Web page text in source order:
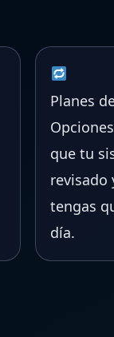
Planes
que tu
revisado
tengas
día.